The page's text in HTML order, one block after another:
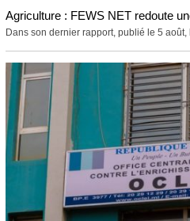
Agriculture : FEWS NET redoute
Dans son dernier rapport, publié le 5 août,